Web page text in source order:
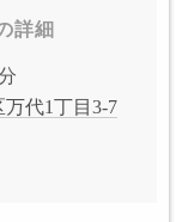
詳細
代1丁目3-7